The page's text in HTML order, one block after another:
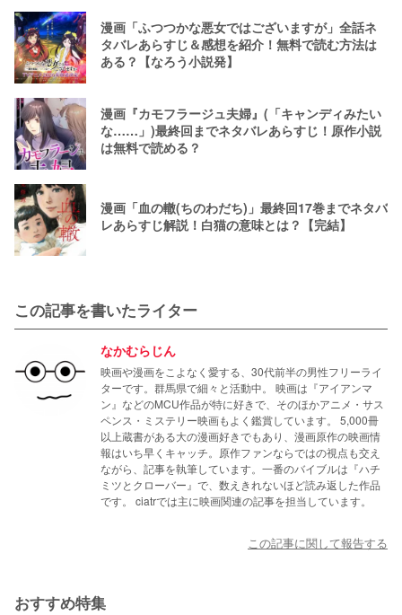
漫画「ふつつかな悪女ではございますが」全話ネ
タバレあらすじ＆感想を紹介！無料で読む方法は
ある？【なろう小説発】
漫画『カモフラージュ夫婦』(「キャンディみたい
な……」)最終回までネタバレあらすじ！原作小説
は無料で読める？
漫画「血の轍(ちのわだち)」最終回17巻までネタバ
レあらすじ解説！白猫の意味とは？【完結】
この記事を書いたライター
なかむらじん
映画や漫画をこよなく愛する、30代前半の男性フリーライ
ターです。群馬県で細々と活動中。 映画は『アイアンマ
ン』などのMCU作品が特に好きで、そのほかアニメ・サス
ペンス・ミステリー映画もよく鑑賞しています。 5,000冊
以上蔵書がある大の漫画好きでもあり、漫画原作の映画情
報はいち早くキャッチ。原作ファンならではの視点も交え
ながら、記事を執筆しています。一番のバイブルは『ハチ
ミツとクローバー』で、数えきれないほど読み返した作品
です。 ciatrでは主に映画関連の記事を担当しています。
この記事に関して報告する
おすすめ特集